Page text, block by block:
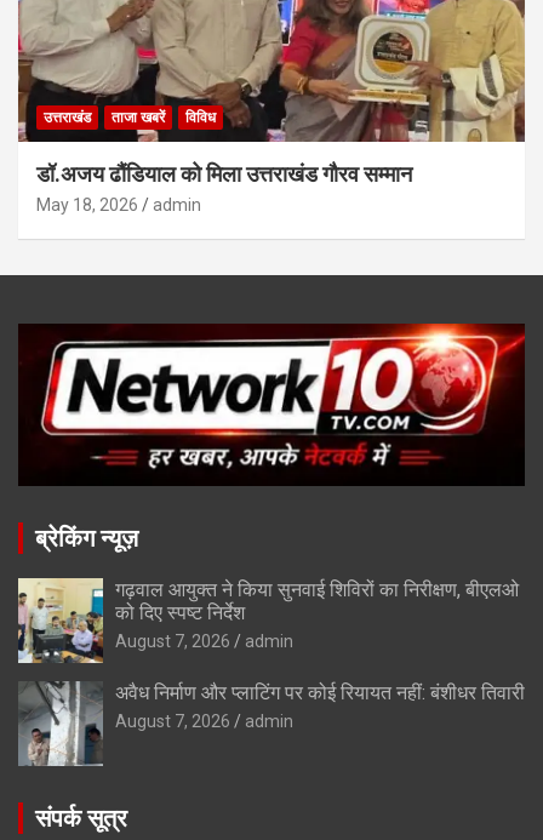
उत्तराखंड ताजा खबरें विविध
डॉ.अजय ढौंडियाल को मिला उत्तराखंड गौरव सम्मान
May 18, 2026 admin
ब्रेकिंग न्यूज़
गढ़वाल आयुक्त ने किया सुनवाई शिविरों का निरीक्षण, बीएलओ
को दिए स्पष्ट निर्देश
August 7, 2026 admin
अवैध निर्माण और प्लाटिंग पर कोई रियायत नहीं: बंशीधर तिवारी
August 7, 2026 admin
संपर्क सूत्र